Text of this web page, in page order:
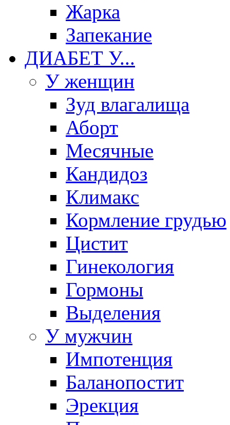
Жарка
Запекание
ДИАБЕТ У...
У женщин
Зуд влагалища
Аборт
Месячные
Кандидоз
Климакс
Кормление грудью
Цистит
Гинекология
Гормоны
Выделения
У мужчин
Импотенция
Баланопостит
Эрекция